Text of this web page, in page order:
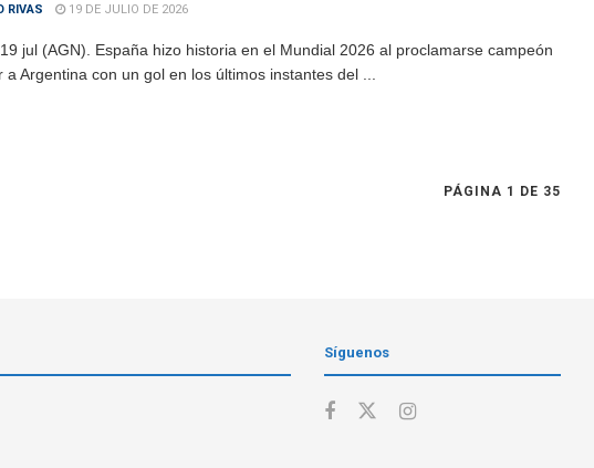
RIVAS 19 DE JULIO DE 2026
jul (AGN). España hizo historia en el Mundial 2026 al proclamarse campeón
Argentina con un gol en los últimos instantes del ...
PÁGINA 1 DE 35
Síguenos